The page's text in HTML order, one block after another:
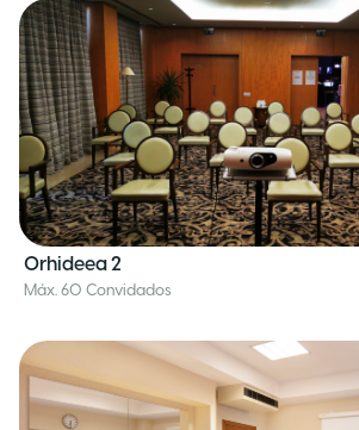
Orhideea 2
Máx. 60 Convidados